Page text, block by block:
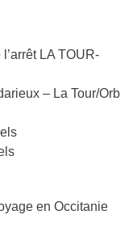
LA TOUR-
– La Tour/Orb
en Occitanie